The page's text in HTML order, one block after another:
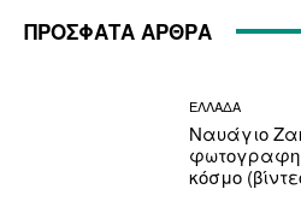
ΠΡΟΣΦΑΤΑ ΑΡΘΡΑ
ΕΛΛΑΔΑ
Ναυάγιο
κόσμο